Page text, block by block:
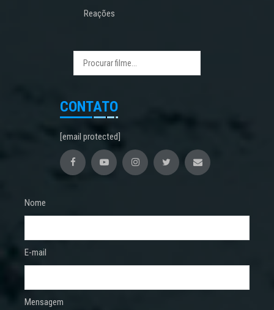
Reações
CONTATO
[email protected]
Nome
E-mail
Mensagem